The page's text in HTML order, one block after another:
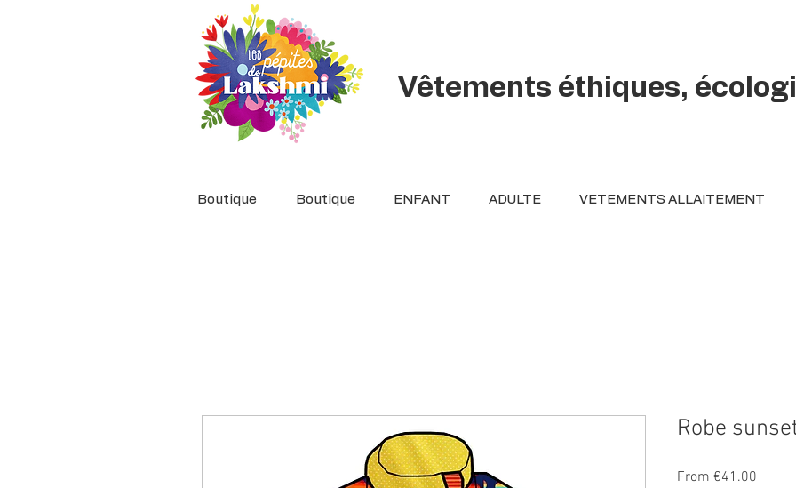
Vêtements éthiques,
Boutique Boutique ENFANT ADULTE VETEMENTS ALLAITEMENT
Robe
From €41.00